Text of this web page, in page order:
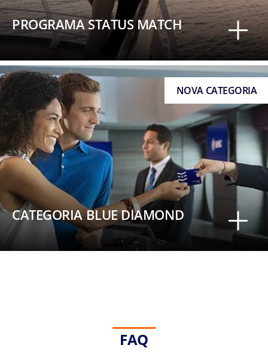
PROGRAMA STATUS MATCH
NOVA CATEGORIA
CATEGORIA BLUE DIAMOND
FAQ